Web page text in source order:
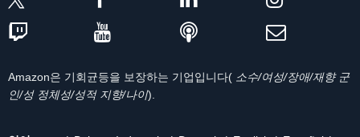
Amazon은 기회균등을 보장하는 기업입니다( 소수/여성/장애/재향 군
인/성 정체성/성적 지향/나이).